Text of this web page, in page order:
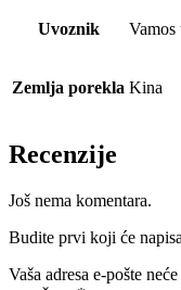
Uvoznik Vamos
Zemlja porekla Kina
Recenzije
Još nema komentara.
Budite prvi koji će
Vaša adresa e-pošte